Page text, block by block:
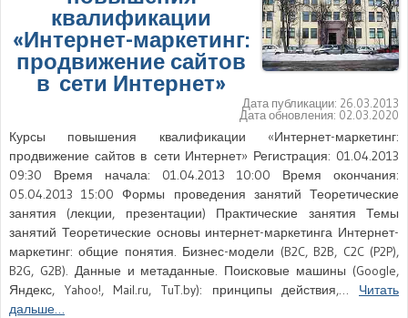
квалификации
«Интернет-маркетинг:
продвижение сайтов
в сети Интернет»
Дата публикации: 26.03.2013
Дата обновления: 02.03.2020
Курсы повышения квалификации «Интернет-маркетинг:
продвижение сайтов в сети Интернет» Регистрация: 01.04.2013
09:30 Время начала: 01.04.2013 10:00 Время окончания:
05.04.2013 15:00 Формы проведения занятий Теоретические
занятия (лекции, презентации) Практические занятия Темы
занятий Теоретические основы интернет-маркетинга Интернет-
маркетинг: общие понятия. Бизнес-модели (B2C, B2B, C2C (P2P),
B2G, G2B). Данные и метаданные. Поисковые машины (Google,
Яндекс, Yahoo!, Mail.ru, TuT.by): принципы действия,… Читать
дальше…